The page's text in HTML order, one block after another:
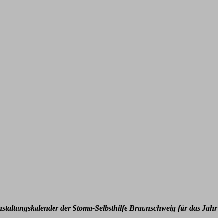
der Stoma-Selbsthilfe Braunschweig für das